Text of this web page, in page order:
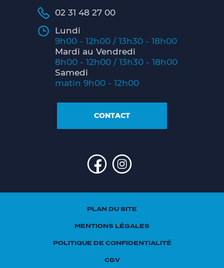
02 31 48 27 00
Lundi
9h00 - 12h00 / 13h30 - 18h00
Mardi au Vendredi
8h00 - 12h00 / 13h30 - 18h00
Samedi
matin 9h00 - 12h00
CONTACT
PLAN DU SITE
MENTIONS LÉGALES
POLITIQUE DE CONFIDENTIALITÉ
CGV